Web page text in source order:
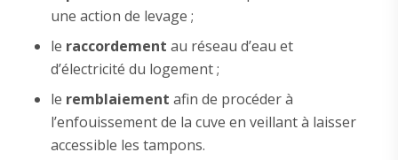
une action de levage ;
le raccordement au réseau d’eau et
d’électricité du logement ;
le remblaiement afin de procéder à
l’enfouissement de la cuve en veillant à laisser
accessible les tampons.